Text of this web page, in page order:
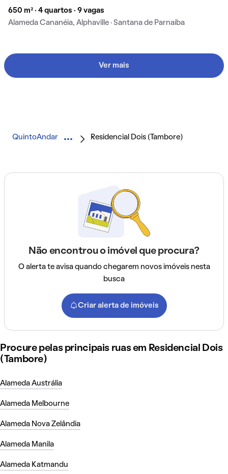
650 m² · 4 quartos · 9 vagas
Alameda Cananéia, Alphaville · Santana de Parnaíba
Ver mais
QuintoAndar Residencial Dois (Tambore)
Não encontrou o imóvel que procura?
O alerta te avisa quando chegarem novos imóveis nesta
busca
Criar alerta de imóveis
Procure pelas principais ruas em Residencial Dois
(Tambore)
Alameda Austrália
Alameda Melbourne
Alameda Nova Zelândia
Alameda Manila
Alameda Katmandu